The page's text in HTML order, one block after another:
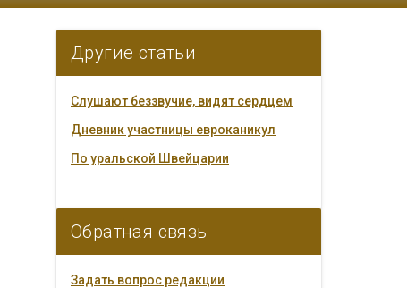
Другие статьи
Слушают беззвучие, видят сердцем
Дневник участницы евроканикул
По уральской Швейцарии
Обратная связь
Задать вопрос редакции